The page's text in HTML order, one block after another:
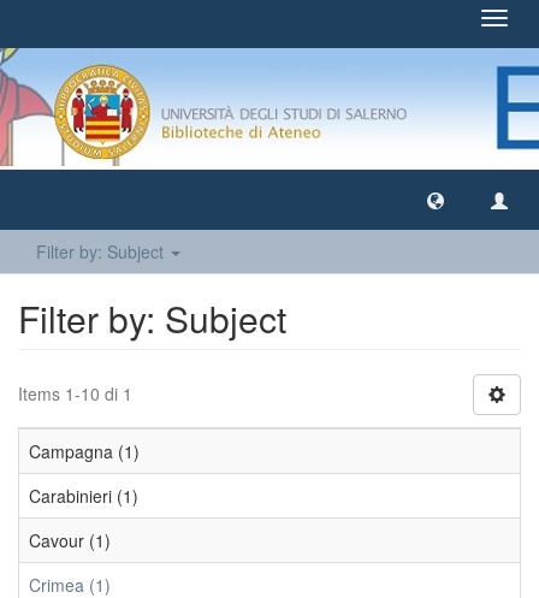
Filter by: Subject
Filter by: Subject
Items 1-10 di 1
Campagna (1)
Carabinieri (1)
Cavour (1)
Crimea (1)